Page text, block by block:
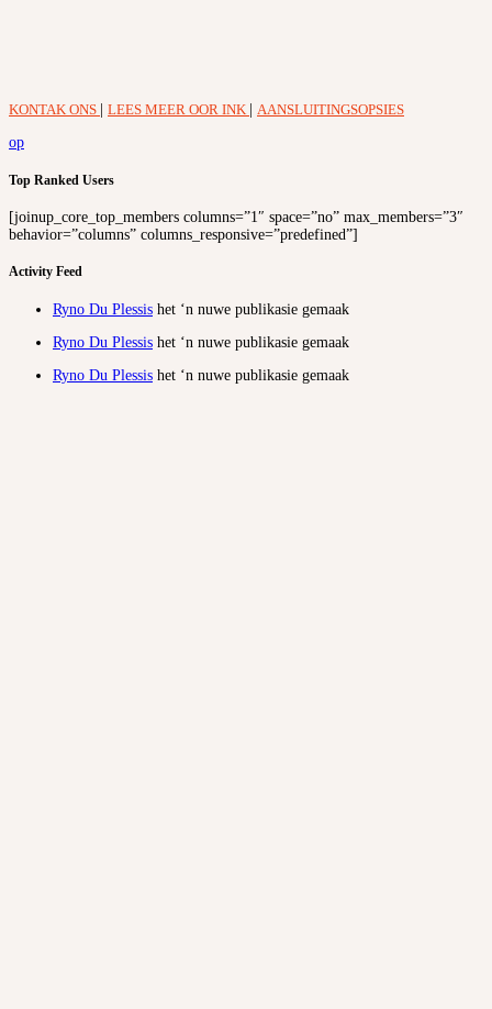
KONTAK ONS LEES MEER OOR INK
AANSLUITINGSOPSIES
op
Top Ranked Users
[joinup_core_top_members columns=”1″ space=”no” max_members=”3″
behavior=”columns” columns_responsive=”predefined”]
Activity Feed
Ryno Du Plessis het ‘n nuwe publikasie gemaak
Ryno Du Plessis het ‘n nuwe publikasie gemaak
Ryno Du Plessis het ‘n nuwe publikasie gemaak